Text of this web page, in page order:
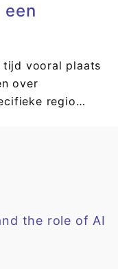
tijd vooral plaats
over
regio…
the role of AI